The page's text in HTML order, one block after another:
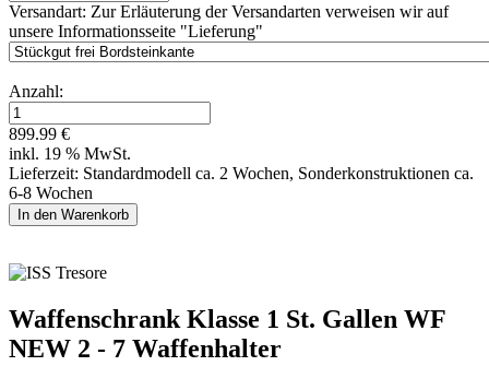
Versandart: Zur Erläuterung der Versandarten verweisen wir auf
unsere Informationsseite "Lieferung"
Anzahl:
899.99 €
inkl. 19 % MwSt.
Lieferzeit: Standardmodell ca. 2 Wochen, Sonderkonstruktionen ca.
6-8 Wochen
Waffenschrank Klasse 1 St. Gallen WF
NEW 2 - 7 Waffenhalter